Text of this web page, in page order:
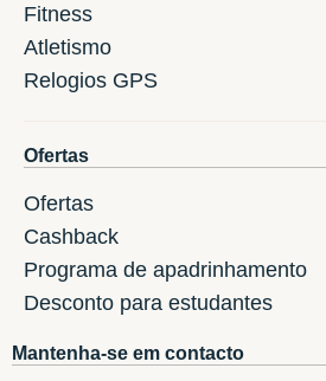
Fitness
Atletismo
Relogios GPS
Ofertas
Ofertas
Cashback
Programa de apadrinhamento
Desconto para estudantes
Mantenha-se em contacto